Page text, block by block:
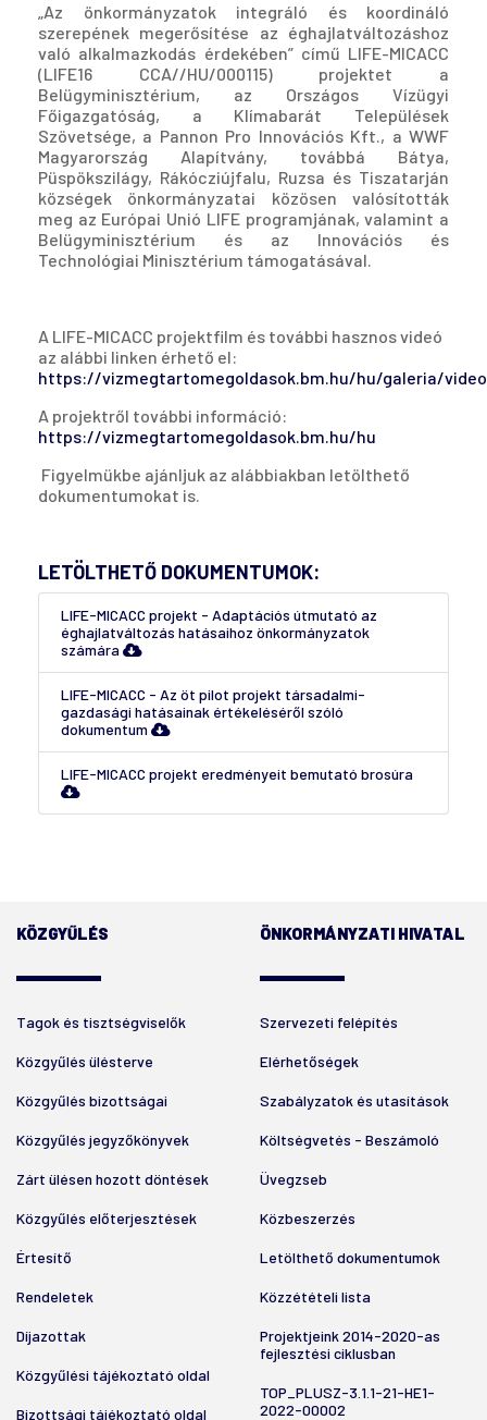
„Az önkormányzatok integráló és koordináló
szerepének megerősítése az éghajlatváltozáshoz
való alkalmazkodás érdekében” című LIFE-MICACC
(LIFE16 CCA//HU/000115) projektet a
Belügyminisztérium, az Országos Vízügyi
Főigazgatóság, a Klímabarát Települések
Szövetsége, a Pannon Pro Innovációs Kft., a WWF
Magyarország Alapítvány, továbbá Bátya,
Püspökszilágy, Rákócziújfalu, Ruzsa és Tiszatarján
községek önkormányzatai közösen valósították
meg az Európai Unió LIFE programjának, valamint a
Belügyminisztérium és az Innovációs és
Technológiai Minisztérium támogatásával.
A LIFE-MICACC projektfilm és további hasznos videó
az alábbi linken érhető el:
https://vizmegtartomegoldasok.bm.hu/hu/galeria/
A projektről további információ:
https://vizmegtartomegoldasok.bm.hu/hu
Figyelmükbe ajánljuk az alábbiakban letölthető
dokumentumokat is.
LETÖLTHETŐ DOKUMENTUMOK:
LIFE-MICACC projekt - Adaptációs útmutató az
éghajlatváltozás hatásaihoz önkormányzatok
számára
LIFE-MICACC - Az öt pilot projekt társadalmi-
gazdasági hatásainak értékeléséről szóló
dokumentum
LIFE-MICACC projekt eredményeit bemutató brosúra
KÖZGYŰLÉS
Tagok és tisztségviselők
Közgyűlés ülésterve
Közgyűlés bizottságai
Közgyűlés jegyzőkönyvek
Zárt ülésen hozott döntések
Közgyűlés előterjesztések
Értesítő
Rendeletek
Díjazottak
Közgyűlési tájékoztató oldal
Bizottsági tájékoztató oldal
ÖNKORMÁNYZATI HIVATAL
Szervezeti felépítés
Elérhetőségek
Szabályzatok és utasítások
Költségvetés - Beszámoló
Üvegzseb
Közbeszerzés
Letölthető dokumentumok
Közzétételi lista
Projektjeink 2014-2020-as
fejlesztési ciklusban
TOP_PLUSZ-3.1.1-21-HE1-
2022-00002